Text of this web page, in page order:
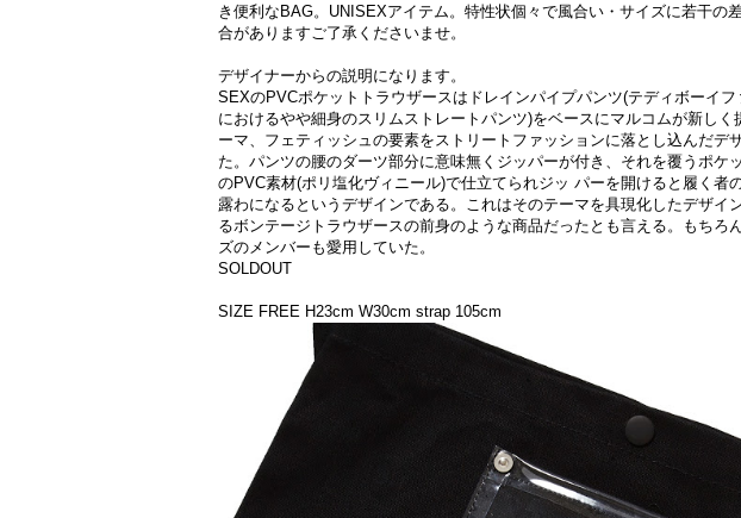
き便利なBAG。UNISEXアイテム。特性状個々で風合い・サイズに若干の
合がありますご了承くださいませ。
デザイナーからの説明になります。
SEXのPVCポケットトラウザースはドレインパイプパンツ(テディボーイフ
におけるやや細身のスリムストレートパンツ)をベースにマルコムが新しく
ーマ、フェティッシュの要素をストリートファッションに落とし込んだデ
た。パンツの腰のダーツ部分に意味無くジッパーが付き、それを覆うポケ
のPVC素材(ポリ塩化ヴィニール)で仕立てられジッ パーを開けると履く者
露わになるというデザインである。これはそのテーマを具現化したデザイ
るボンテージトラウザースの前身のような商品だったとも言える。もちろ
ズのメンバーも愛用していた。
SOLDOUT
SIZE FREE H23cm W30cm strap 105cm